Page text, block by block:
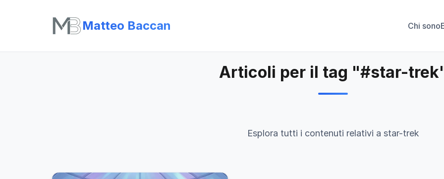
Matteo Baccan Chi sono
Articoli per il tag "#star-
Esplora tutti i contenuti relativi a star-trek